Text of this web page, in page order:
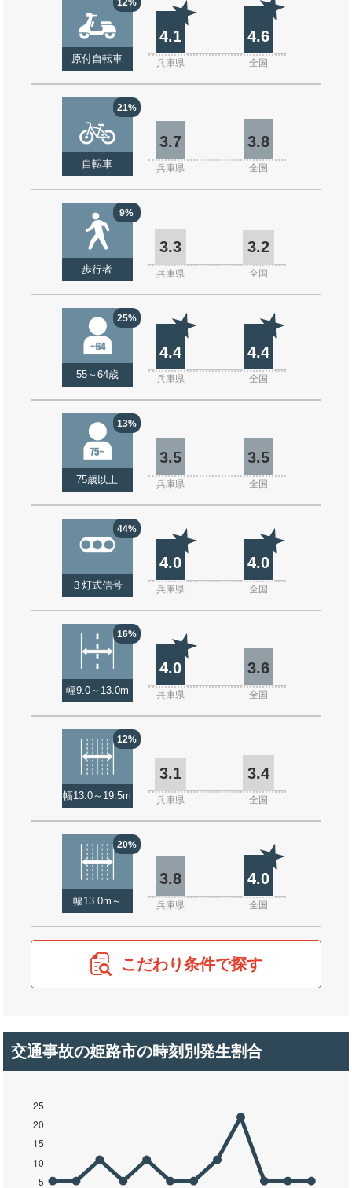
原付自転車
4.1 4.6
兵庫県 全国
21%
自転車
3.7 3.8
兵庫県 全国
9%
歩行者
3.3 3.2
兵庫県 全国
25%
55～64歳
4.4 4.4
兵庫県 全国
13%
75歳以上
3.5 3.5
兵庫県 全国
44%
３灯式信号
4.0 4.0
兵庫県 全国
16%
幅9.0～13.0m
4.0 3.6
兵庫県 全国
12%
幅13.0～19.5m
3.1 3.4
兵庫県 全国
20%
幅13.0m～
3.8 4.0
兵庫県 全国
こだわり条件で探す
交通事故の姫路市の時刻別発生割合